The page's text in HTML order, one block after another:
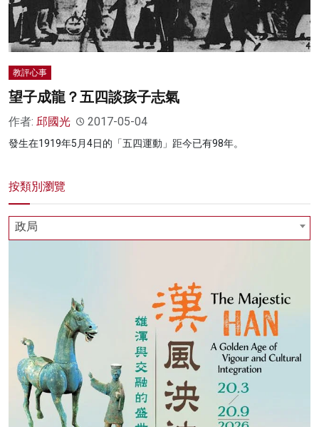
教評心事
望子成龍？五四談孩子志氣
作者: 邱國光 2017-05-04
發生在1919年5月4日的「五四運動」距今已有98年。
按類別瀏覽
政局